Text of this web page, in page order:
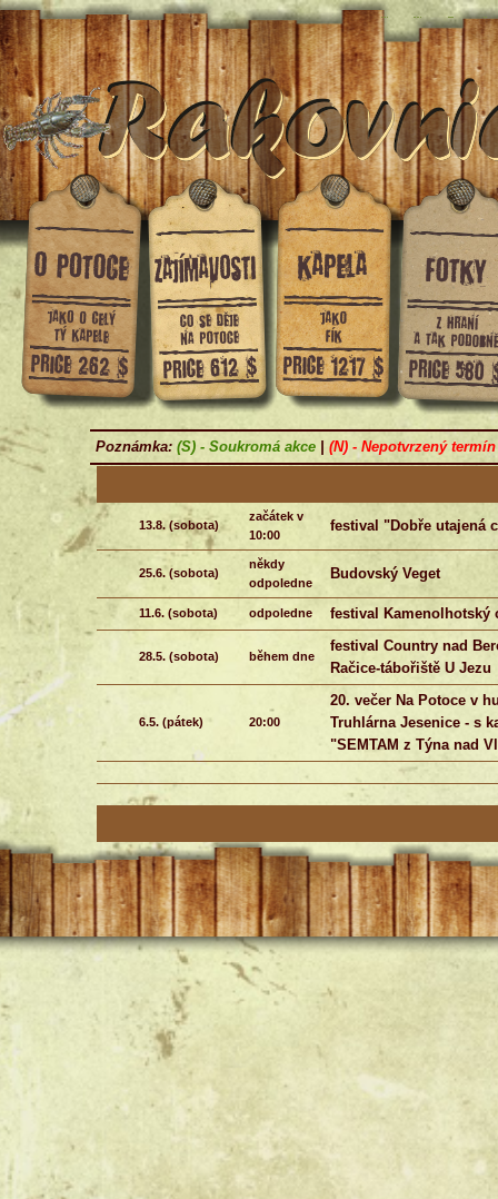
Poznámka: (S) - Soukromá akce (N) - Nepotvrzený termín
13.8. (sobota)
začátek v
10:00
festival "Dobře utajená
25.6. (sobota)
někdy
odpoledne
Budovský Veget
11.6. (sobota) odpoledne festival Kamenolhotský
28.5. (sobota) během dne
festival Country nad
Račice-tábořiště U Jezu
6.5. (pátek) 20:00
20. večer Na Potoce v
Truhlárna Jesenice - s
"SEMTAM z Týna nad
7.10. (sobota)
mezi 15:00 a
22:00
Praha Vyšehrad-letní
16.9. (sobota) 20:00 Chrášťany